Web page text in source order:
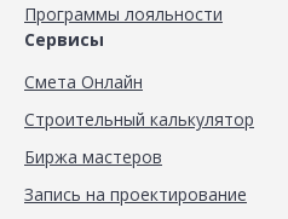
Программы лояльности
Сервисы
Смета Онлайн
Строительный калькулятор
Биржа мастеров
Запись на проектирование